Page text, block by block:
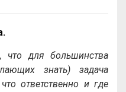
что для большинства
знать) задача
ответственно и где